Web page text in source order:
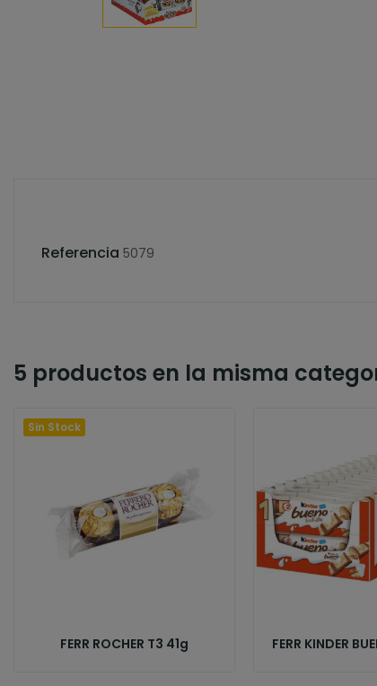
Referencia 5079
5 productos en la misma
Sin Stock
FERR ROCHER T3 41g FERR KINDER